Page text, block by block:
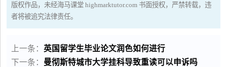
版权作品，未经海马课堂 highmarktutor.com 书面授权，严禁转载，违
者将被追究法律责任。
上一条：英国留学生毕业论文润色如何进行
下一条： 曼彻斯特城市大学挂科导致重读可以申诉吗